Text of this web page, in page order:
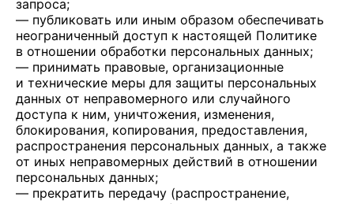
запроса;
— публиковать или иным образом обеспечивать
неограниченный доступ к настоящей Политике
в отношении обработки персональных данных;
— принимать правовые, организационные
и технические меры для защиты персональных
данных от неправомерного или случайного
доступа к ним, уничтожения, изменения,
блокирования, копирования, предоставления,
распространения персональных данных, а также
от иных неправомерных действий в отношении
персональных данных;
— прекратить передачу (распространение,